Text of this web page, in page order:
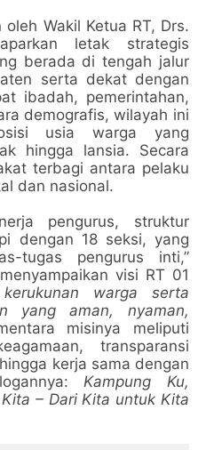
Wakil Ketua RT, Drs.
letak strategis
berada di tengah jalur
serta dekat dengan
ibadah, pemerintahan,
demografis, wilayah ini
usia warga yang
hingga lansia. Secara
terbagi antara pelaku
dan nasional.
pengurus, struktur
dengan 18 seksi, yang
tugas pengurus inti,”
visi RT 01
kerukunan warga serta
yang aman, nyaman,
misinya meliputi
transparansi
kerja sama dengan
Kampung Ku,
– Dari Kita untuk Kita